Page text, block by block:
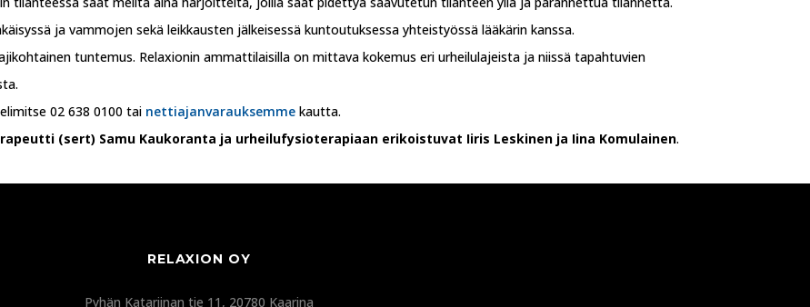
ja vammojen sekä leikkausten jälkeisessä kuntoutuksessa yhteistyössä lääkärin kanssa.
tuntemus. Relaxionin ammattilaisilla on mittava kokemus eri urheilulajeista ja niissä tapahtuvien
02 638 0100 tai nettiajanvarauksemme kautta.
(sert) Samu Kaukoranta ja urheilufysioterapiaan erikoistuvat Iiris Leskinen ja Iina Komulainen.
RELAXION OY
Pyhän Katariinan tie 11, 20780 Kaarina